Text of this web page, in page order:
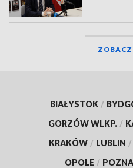
ZOBACZ
BIAŁYSTOK /
GORZÓW WLKP. /
KRAKÓW / LUBLIN /
OPOLE /